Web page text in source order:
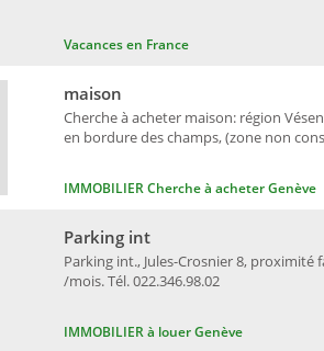
Vacances en France
IMMOBILIER Cherche à acheter Genève
Cherche à acheter maison: région
en bordure des champs, (zone non
maison
IMMOBILIER à louer Genève
Parking int., Jules-Crosnier 8, proximité
/mois. Tél. 022.346.98.02
Parking int